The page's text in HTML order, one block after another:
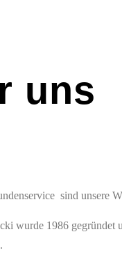
uns
sind unsere
wurde 1986 gegründet